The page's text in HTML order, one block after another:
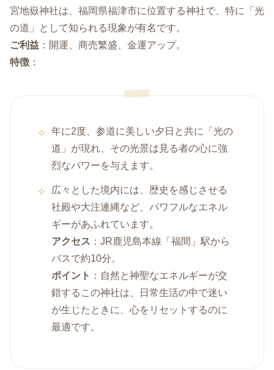
宮地嶽神社は、福岡県福津市に位置する神社で、特に「光
の道」として知られる現象が有名です。
ご利益 ：開運、商売繁盛、金運アップ。
特徴 ：
年に2度、参道に美しい夕日と共に「光の
道」が現れ、その光景は見る者の心に強
烈なパワーを与えます。
広々とした境内には、歴史を感じさせる
社殿や大注連縄など、パワフルなエネル
ギーがあふれています。
アクセス ：JR鹿児島本線「福間」駅から
バスで約10分。
ポイント ：自然と神聖なエネルギーが交
錯するこの神社は、日常生活の中で迷い
が生じたときに、心をリセットするのに
最適です。